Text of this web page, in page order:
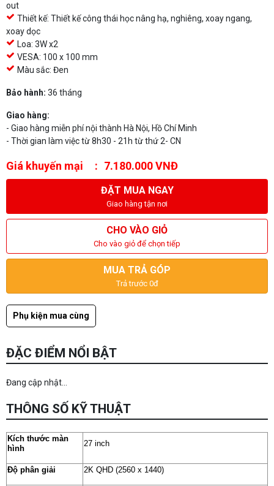
out
Thiết kế: Thiết kế công thái học nâng hạ, nghiêng, xoay ngang,
xoay dọc
Loa: 3W x2
VESA: 100 x 100 mm
Màu sắc: Đen
Bảo hành: 36 tháng
Giao hàng:
- Giao hàng miễn phí nội thành Hà Nội, Hồ Chí Minh
- Thời gian làm việc từ 8h30 - 21h từ thứ 2- CN
Giá khuyến mại 7.180.000 VNĐ
ĐẶT MUA NGAY
Giao hàng tận nơi
CHO VÀO GIỎ
Cho vào giỏ để chọn tiếp
MUA TRẢ GÓP
Trả trước 0đ
Phụ kiện mua cùng
ĐẶC ĐIỂM NỔI BẬT
Đang cập nhật...
THÔNG SỐ KỸ THUẬT
Kích thước màn
hình
27 inch
Độ phân giải 2K QHD (2560 x 1440)